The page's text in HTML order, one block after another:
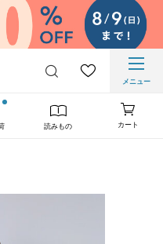
メニュー
読みもの カート